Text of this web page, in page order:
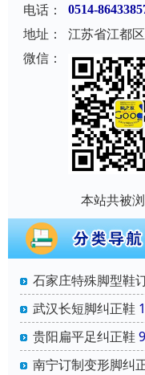
电话： 0514-
地址：
江苏省江都
微信：
本站共被
石家庄特殊脚型鞋
武汉长短脚纠正鞋
贵阳扁平足纠正鞋
南宁订制变形脚纠